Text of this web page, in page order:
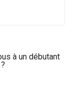
à un débutant